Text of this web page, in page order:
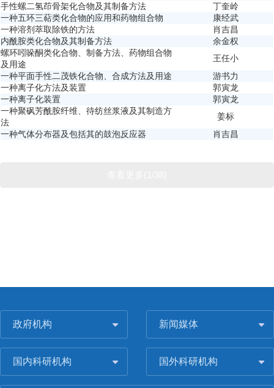
手性螺二氢茚骨架化合物及其制备方法
丁奎岭
一种五环三萜类化合物的应用和药物组合物
康经武
一种溶剂萃取除铁的方法
肖吉昌
内酰胺类化合物及其制备方法
余金权
螺环吲哚酮类化合物、制备方法、药物组合物
及用途
王任小
一种平面手性二茂铁化合物、合成方法及用途
游书力
一种离子化方法及装置
郭寅龙
一种离子化装置
郭寅龙
一种聚砜芳酰胺纤维、待纺丝浆液及其制造方
法
姜标
一种气体分布器及包括其的鼓泡反应器
肖吉昌
政府机构 新闻媒体
国内科研机构 国外科研机构